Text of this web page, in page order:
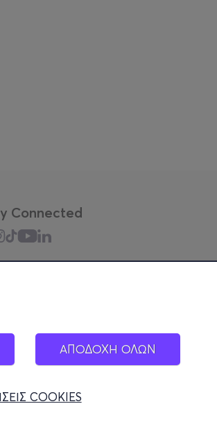
ΑΠΟΔΟΧΗ ΟΛΩΝ
COOKIES
Connected